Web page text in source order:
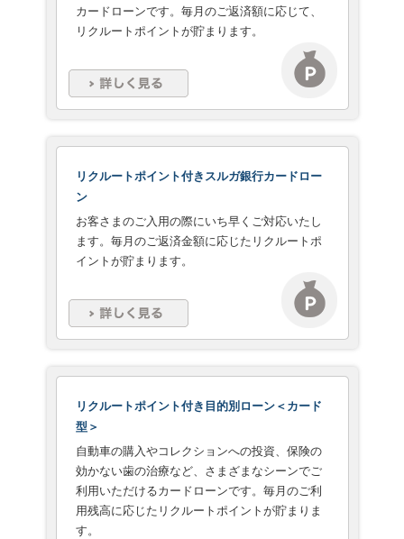
カードローンです。毎月のご返済額に応じて、
リクルートポイントが貯まります。
リクルートポイント付きスルガ銀行カードロー
ン
お客さまのご入用の際にいち早くご対応いたし
ます。毎月のご返済金額に応じたリクルートポ
イントが貯まります。
リクルートポイント付き目的別ローン＜カード
型＞
自動車の購入やコレクションへの投資、保険の
効かない歯の治療など、さまざまなシーンでご
利用いただけるカードローンです。毎月のご利
用残高に応じたリクルートポイントが貯まりま
す。